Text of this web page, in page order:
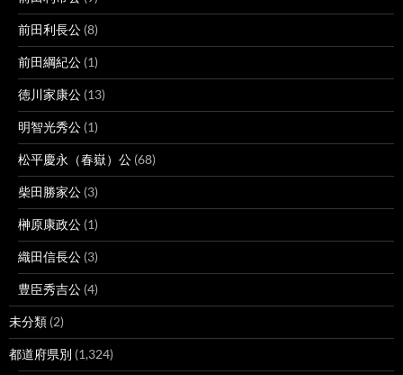
前田利長公 (8)
前田綱紀公 (1)
徳川家康公 (13)
明智光秀公 (1)
松平慶永（春嶽）公 (68)
柴田勝家公 (3)
榊原康政公 (1)
織田信長公 (3)
豊臣秀吉公 (4)
未分類 (2)
都道府県別 (1,324)